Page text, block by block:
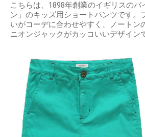
こちらは、1898年創業のイギリスのバ
ン」のキッズ用ショートパンツです。
いがコーデに合わせやすく、ノートン
ニオンジャックがカッコいいデザイン